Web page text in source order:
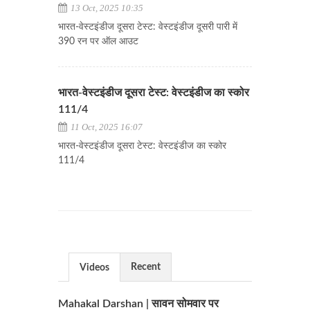
13 Oct, 2025 10:35
भारत-वेस्टइंडीज दूसरा टेस्ट: वेस्टइंडीज दूसरी पारी में
390 रन पर ऑल आउट
भारत-वेस्टइंडीज दूसरा टेस्ट: वेस्टइंडीज का स्कोर
111/4
11 Oct, 2025 16:07
भारत-वेस्टइंडीज दूसरा टेस्ट: वेस्टइंडीज का स्कोर
111/4
Videos Recent
Mahakal Darshan | सावन सोमवार पर